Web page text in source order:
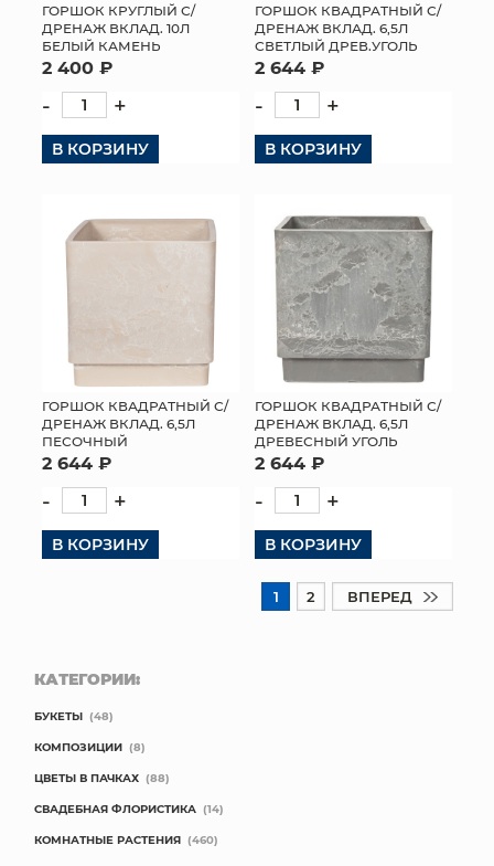
ГОРШОК КРУГЛЫЙ С/
ДРЕНАЖ ВКЛАД. 10Л
БЕЛЫЙ КАМЕНЬ
2 400 ₽
- +
В КОРЗИНУ
ГОРШОК КВАДРАТНЫЙ С/
ДРЕНАЖ ВКЛАД. 6,5Л
СВЕТЛЫЙ ДРЕВ.УГОЛЬ
2 644 ₽
- +
В КОРЗИНУ
ГОРШОК КВАДРАТНЫЙ С/
ДРЕНАЖ ВКЛАД. 6,5Л
ПЕСОЧНЫЙ
2 644 ₽
- +
В КОРЗИНУ
ГОРШОК КВАДРАТНЫЙ С/
ДРЕНАЖ ВКЛАД. 6,5Л
ДРЕВЕСНЫЙ УГОЛЬ
2 644 ₽
- +
В КОРЗИНУ
1 2 ВПЕРЕД
КАТЕГОРИИ:
БУКЕТЫ (48)
КОМПОЗИЦИИ (8)
ЦВЕТЫ В ПАЧКАХ (88)
СВАДЕБНАЯ ФЛОРИСТИКА (14)
КОМНАТНЫЕ РАСТЕНИЯ (460)